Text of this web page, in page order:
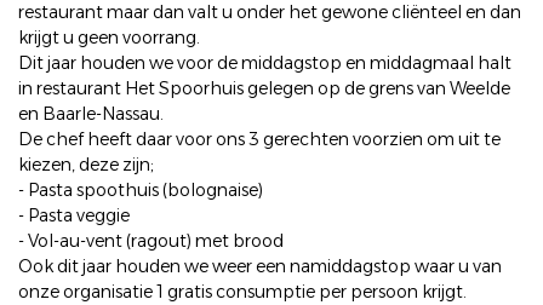
restaurant maar dan valt u onder het gewone cliënteel en dan
krijgt u geen voorrang.
Dit jaar houden we voor de middagstop en middagmaal halt
in restaurant Het Spoorhuis gelegen op de grens van Weelde
en Baarle-Nassau.
De chef heeft daar voor ons 3 gerechten voorzien om uit te
kiezen, deze zijn;
- Pasta spoothuis (bolognaise)
- Pasta veggie
- Vol-au-vent (ragout) met brood
Ook dit jaar houden we weer een namiddagstop waar u van
onze organisatie 1 gratis consumptie per persoon krijgt.